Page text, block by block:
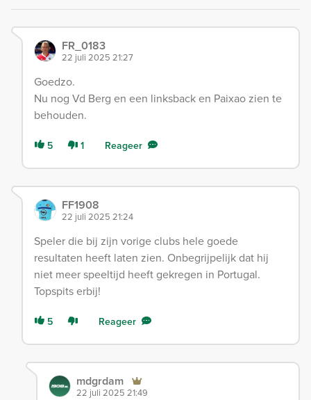
FR_0183
22 juli 2025 21:27
Goedzo.
Nu nog Vd Berg en een linksback en Paixao zien te
behouden.
5 1 Reageer
FF1908
22 juli 2025 21:24
Speler die bij zijn vorige clubs hele goede
resultaten heeft laten zien. Onbegrijpelijk dat hij
niet meer speeltijd heeft gekregen in Portugal.
Topspits erbij!
5 Reageer
mdgrdam
22 juli 2025 21:49